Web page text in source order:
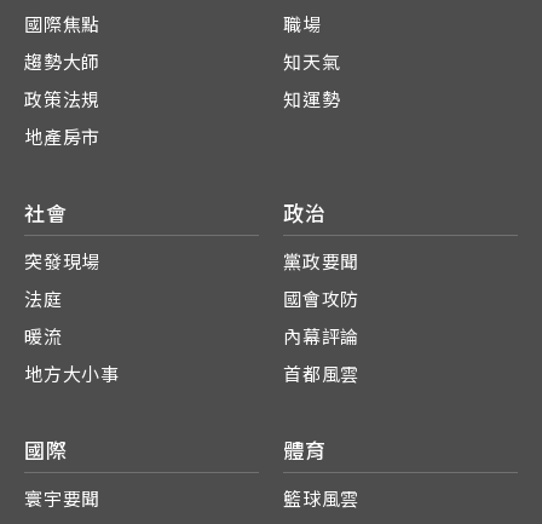
國際焦點
趨勢大師
政策法規
地產房市
職場
知天氣
知運勢
社會
突發現場
法庭
暖流
地方大小事
政治
黨政要聞
國會攻防
內幕評論
首都風雲
國際
寰宇要聞
體育
籃球風雲